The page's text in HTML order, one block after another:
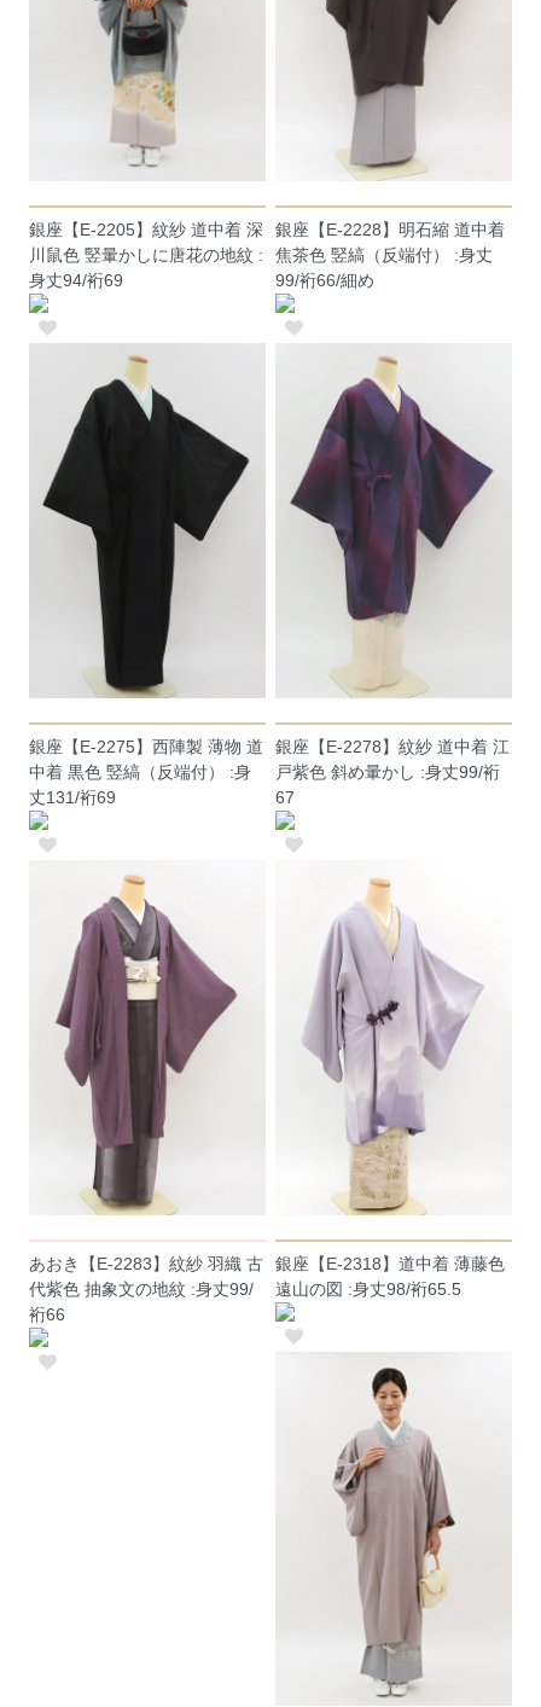
銀座【E-2205】紋紗 道中着 深
川鼠色 竪暈かしに唐花の地紋 :
身丈94/裄69
銀座【E-2228】明石縮 道中着
焦茶色 竪縞（反端付） :身丈
99/裄66/細め
銀座【E-2275】西陣製 薄物 道
中着 黒色 竪縞（反端付） :身
丈131/裄69
銀座【E-2278】紋紗 道中着 江
戸紫色 斜め暈かし :身丈99/裄
67
あおき【E-2283】紋紗 羽織 古
代紫色 抽象文の地紋 :身丈99/
裄66
銀座【E-2318】道中着 薄藤色
遠山の図 :身丈98/裄65.5